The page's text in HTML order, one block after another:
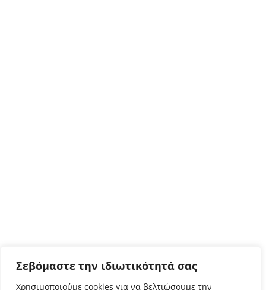
Σεβόμαστε την ιδιωτικότητά σας
Χρησιμοποιούμε cookies για να βελτιώσουμε την